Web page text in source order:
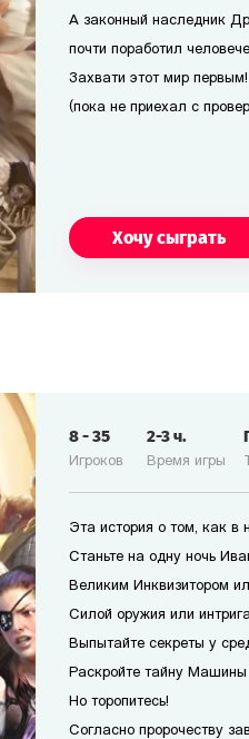
А законный наследник
почти поработил
Захвати этот мир первым!
(пока не приехал с
Хочу сыграть
Игроков
8-35
Время игры
2-3ч.
Эта история о том, как в
Станьте на одну ночь
Великим Инквизитором
Силой оружия или
Выпытайте секреты у
Раскройте тайну
Но торопитесь!
Согласно пророчеству